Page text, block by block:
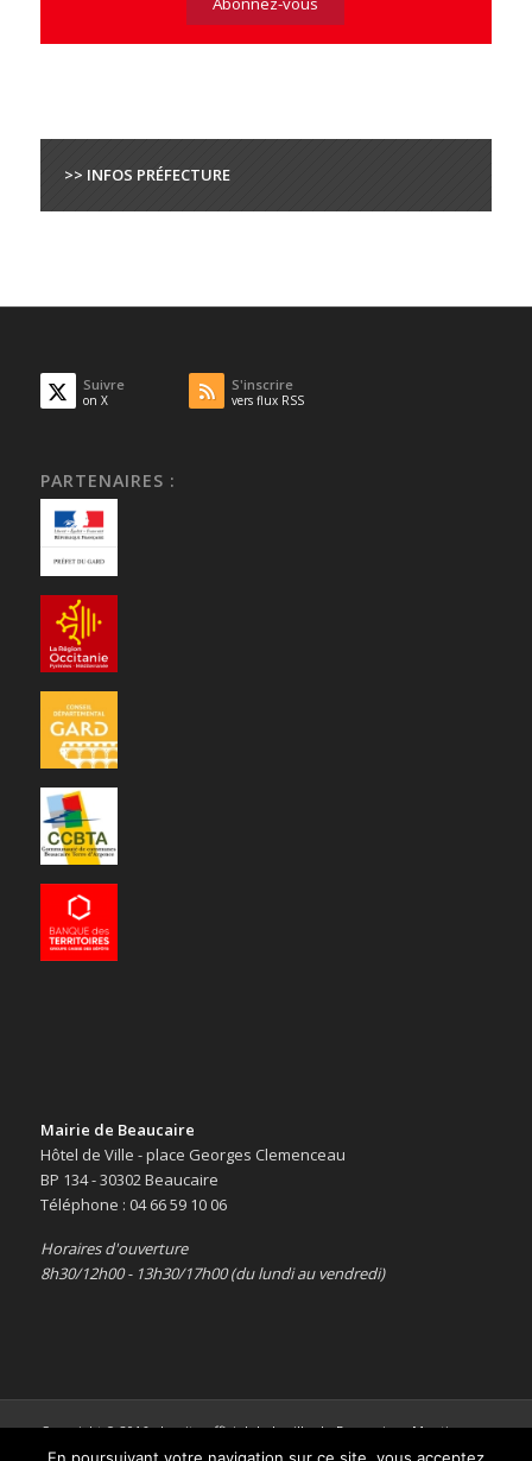
>> INFOS PRÉFECTURE
Suivre
on X
S'inscrire
vers flux RSS
PARTENAIRES :
Mairie de Beaucaire
Hôtel de Ville - place Georges Clemenceau
BP 134 - 30302 Beaucaire
Téléphone : 04 66 59 10 06
Horaires d'ouverture
8h30/12h00 - 13h30/17h00 (du lundi au vendredi)
Copyright © 2016 -Le site officiel de la ville de Beaucaire-Mentions
légales